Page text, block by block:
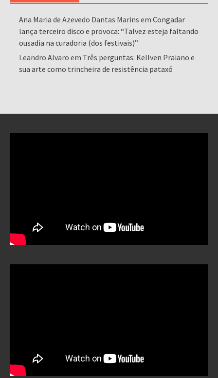
Ana Maria de Azevedo Dantas Marins emCongadar
lança terceiro disco e provoca: “Talvez esteja faltando
ousadia na curadoria (dos festivais)”
Leandro Alvaro em Três perguntas: Kellven Praiano e
sua arte como trincheira de resistência pataxó